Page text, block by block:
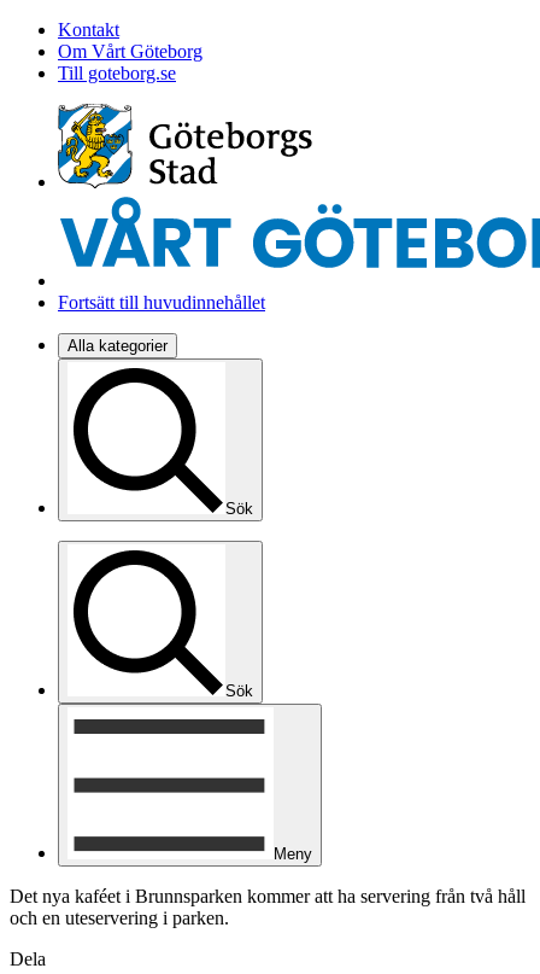
Kontakt
Om Vårt Göteborg
Till goteborg.se
Fortsätt till huvudinnehållet
Alla kategorier
Sök
Sök
Meny
Det nya kaféet i Brunnsparken kommer att ha servering från två håll
och en uteservering i parken.
Dela